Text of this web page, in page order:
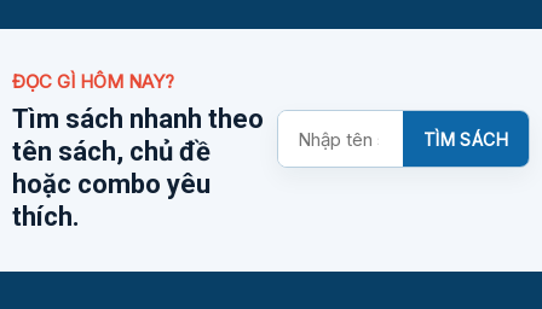
ĐỌC GÌ HÔM NAY?
Tìm sách nhanh theo
tên sách, chủ đề
hoặc combo yêu
thích.
kiếm
sách
TÌM SÁCH